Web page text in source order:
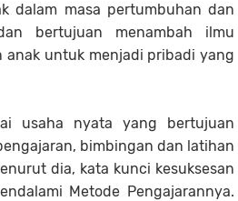
dalam masa pertumbuhan dan
bertujuan menambah ilmu
anak untuk menjadi pribadi yang
usaha nyata yang bertujuan
bimbingan dan latihan
dia, kata kunci kesuksesan
Metode Pengajarannya.